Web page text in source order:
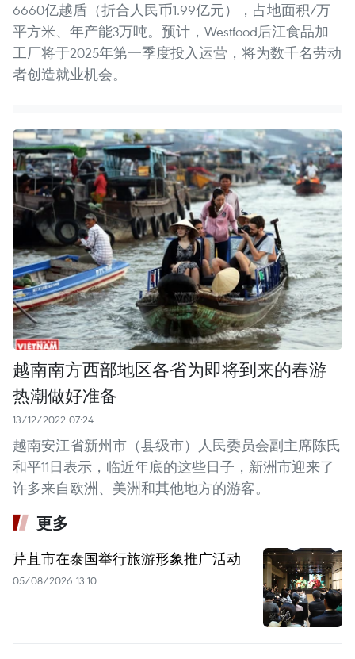
6660亿越盾（折合人民币1.99亿元），占地面积7万
平方米、年产能3万吨。预计，Westfood后江食品加
工厂将于2025年第一季度投入运营，将为数千名劳动
者创造就业机会。
越南南方西部地区各省为即将到来的春游
热潮做好准备
13/12/2022 07:24
越南安江省新州市（县级市）人民委员会副主席陈氏
和平11日表示，临近年底的这些日子，新洲市迎来了
许多来自欧洲、美洲和其他地方的游客。
更多
芹苴市在泰国举行旅游形象推广活动
05/08/2026 13:10